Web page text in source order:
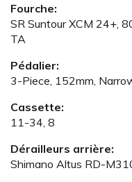
Fourche:
SR Suntour XCM 24+,
TA
Pédalier:
3-Piece, 152mm,
Cassette:
11-34, 8
Dérailleurs arrière:
Shimano Altus RD-